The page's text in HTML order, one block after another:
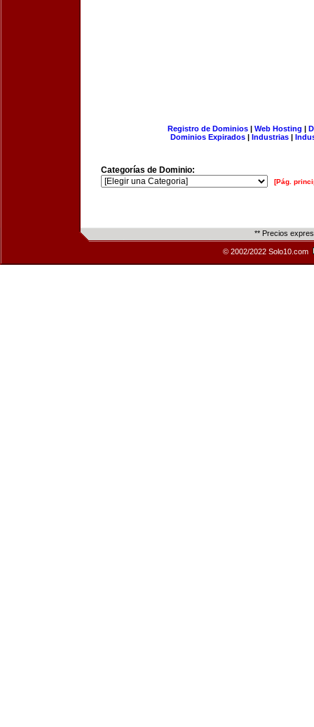
Registro de Dominios| Web Hosting |
Dominios Expirados | Industrias |
Categorías de Dominio:
[Pág.
** Precios
© 2002/2022 Solo10.com